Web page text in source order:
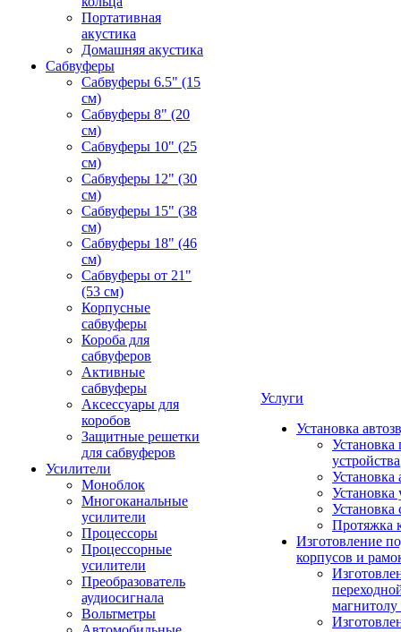
Портативная
акустика
Домашняя акустика
Сабвуферы
Сабвуферы 6.5" (15
см)
Сабвуферы 8" (20
см)
Сабвуферы 10" (25
см)
Сабвуферы 12" (30
см)
Сабвуферы 15" (38
см)
Сабвуферы 18" (46
см)
Сабвуферы от 21"
(53 см)
Корпусные
сабвуферы
Короба для
сабвуферов
Активные
сабвуферы
Аксессуары для
коробов
Защитные решетки
для сабвуферов
Усилители
Моноблок
Многоканальные
усилители
Процессоры
Процессорные
усилители
Преобразователь
аудиосигнала
Вольтметры
Услуги
Установка
Установка
устройства
Установка
Установка
Установка
Протяжка
Изготовление
корпусов и